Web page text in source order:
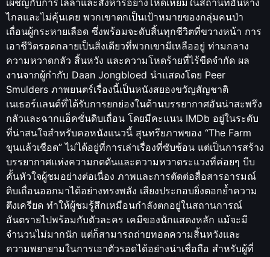
เผชิญกับการไล่ล่าและสังหารอย่างโหดเหี้ยมในสถานที่อันห่าง
ไกลและไม่คุ้นเคย พวกเขาตกเป็นเป้าหมายของกลุ่มคนป่า
เถื่อนผู้กระหายเลือด ซึ่งพร้อมจะดับสิ้นทุกชีวิตที่ขวางหน้า การ
เอาชีวิตรอดกลายเป็นสิ่งเดียวที่พวกเขามีเหลืออยู่ ท่ามกลาง
ความหวาดกลัว สิ้นหวัง และความโหดร้ายที่ไร้ขีดจำกัด ผล
งานจากผู้กำกับ Daan Jongbloed นำแสดงโดย Peer
Smulders ภาพยนตร์เรื่องนี้เป็นหนังสยองขวัญสัญชาติ
เนเธอร์แลนด์ที่ได้รับการยกย่องในด้านบรรยากาศอันน่าสะพรึง
กลัวและฉากแอ็คชั่นดิบเถื่อน โดยมีคะแนน IMDb อยู่ในระดับ
ที่น่าสนใจสำหรับคอหนังแนวนี้ สุนทรียภาพของ “The Farm
ขุนแล้วเชือด” ไม่ได้อยู่ที่การเล่าเรื่องที่ซับซ้อน แต่เป็นการสร้าง
บรรยากาศแห่งความกดดันและความหวาดระแวงที่ค่อยๆ บีบ
คั้นหัวใจผู้ชมอย่างต่อเนื่อง ภาพและการตัดต่อสื่อสารอารมณ์
ดิบเถื่อนออกมาได้อย่างทรงพลัง เสียงประกอบยิ่งตอกย้ำความ
ตึงเครียด ทำให้ผู้ชมรู้สึกเหมือนกำลังตกอยู่ในสถานการณ์
อันตรายไปพร้อมกับตัวละคร เคมีของนักแสดงหลัก แม้จะมี
จำนวนไม่มากนัก แต่ก็สามารถถ่ายทอดความสิ้นหวังและ
ความพยายามในการเอาตัวรอดได้อย่างน่าเชื่อถือ สำหรับผู้ที่